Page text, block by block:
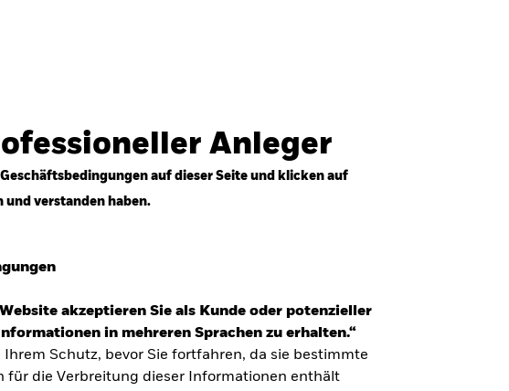
Anleger
auf dieser Seite und klicken auf
und verstanden haben.
akzeptieren Sie als Kunde oder potenzieller
in mehreren Sprachen zu erhalten.“
Ihrem Schutz, bevor Sie fortfahren, da sie bestimmte
für die Verbreitung dieser Informationen enthält